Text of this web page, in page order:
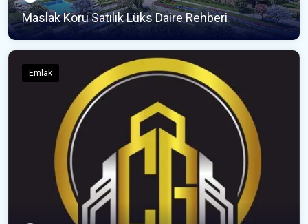
Maslak Koru Satılık Lüks Daire Rehberi
Emlak